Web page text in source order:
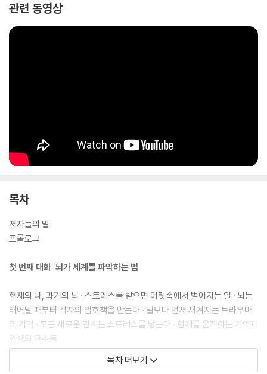
관련 동영상
목차
저자들의 말
프롤로그
첫 번째 대화: 뇌가 세계를 파악하는 법
현재의 나, 과거의 뇌 · 스트레스를 받으면 머릿속에서 벌어지는 일 · 뇌는
태어날 때부터 각자의 암호책을 만든다 · 말보다 먼저 새겨지는 트라우마
의 기억 · 모든 새로운 관계는 스트레스를 낳는다 · 현재를 움직이는 기억과
연상의 단추들
두 번째 대화: 삶을 지탱하는 균형을 찾아서
목차 더보기